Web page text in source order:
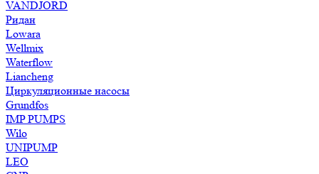
VANDJORD
Ридан
Lowara
Wellmix
Waterflow
Liancheng
Циркуляционные насосы
Grundfos
IMP PUMPS
Wilo
UNIPUMP
LEO